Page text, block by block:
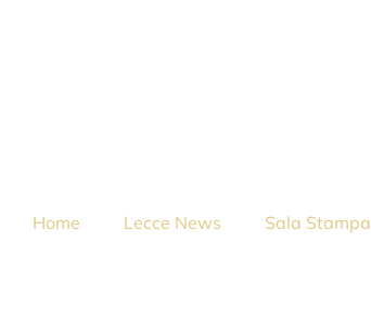
Home Lecce News Sala Stampa